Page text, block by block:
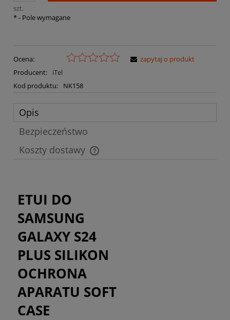
szt.
*- Pole wymagane
Ocena:
Producent:
iTel
Kod produktu:
NK158
zapytaj o produkt
Opis
Bezpieczeństwo
Koszty dostawy
Cena nie zawiera ewentualnych kosztów płatności
ETUI DO
SAMSUNG
GALAXY S24
PLUS SILIKON
OCHRONA
APARATU SOFT
CASE